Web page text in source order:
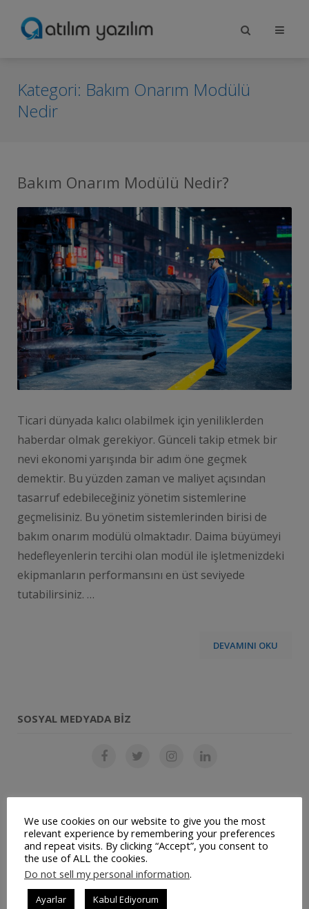
Kategori: Bakım Onarım Modülü
Nedir
Bakım Onarım Modülü Nedir?
Ticari dünyada kalıcı olabilmek için yeniliklerden
haberdar olmak gerekiyor. Günceli takip etmek bir
nevi ekonomi yarışında bir adım öne geçmek
demektir. Bu yüzden zaman ve maliyet açısından
tasarruf edebileceğiniz yönetim sistemlerine
geçmelisiniz. Bu yönetim sistemlerinden birisi de
bakım onarım modülü olmaktadır. Daima büyümeyi
hedefleyenlerin tercihi olan modül ile işletmenizdeki
ekipmanların performansını en üst seviyede
tutabilirsiniz. …
DEVAMINI OKU
SOSYAL MEDYADA BIZ
Restoran Otomasyon Sistemi
Müşteri Panelimiz Yayınlanmıştır
Ticari Bilgilerimiz Değişmiştir
We use cookies on our website to give you the most
relevant experience by remembering your preferences
and repeat visits. By clicking “Accept”, you consent to
the use of ALL the cookies.
Do not sell my personal information.
Ayarlar Kabul Ediyorum